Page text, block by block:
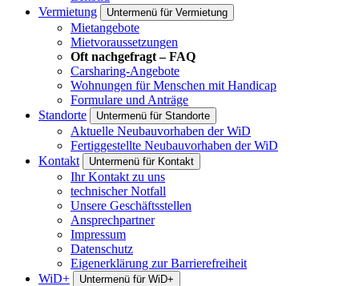
Vermietung
Untermenü für Vermietung
Mietangebote
Mietvoraussetzungen
Oft nachgefragt – FAQ
Carsharing-Angebote
Wohnungen für Menschen mit Handicap
Formulare und Anträge
Standorte
Untermenü für Standorte
Aktuelle Neubauvorhaben der WiD
Fertiggestellte Neubauvorhaben der WiD
Kontakt
Untermenü für Kontakt
Ihr Kontakt zu uns
technischer Notfall
Unsere Geschäftsstellen
Ansprechpartner
Impressum
Datenschutz
Eigenerklärung zur Barrierefreiheit
WiD+
Untermenü für WiD+